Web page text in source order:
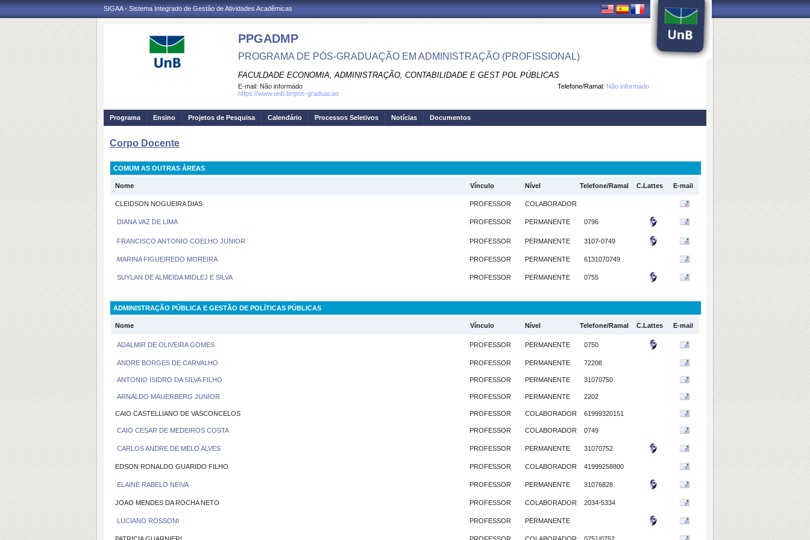
SIGAA - Sistema Integrado de Gestão de Atividades Acadêmicas
PPGADMP
PROGRAMA DE PÓS-GRADUAÇÃO EM ADMINISTRAÇÃO (PROFISSIONAL)
FACULDADE ECONOMIA, ADMINISTRAÇÃO, CONTABILIDADE E GEST POL PÚBLICAS
Telefone/Ramal: Não informado
E-mail: Não informado
https://www.unb.br/pos-graduacao
Programa Ensino Projetos de Pesquisa Calendário Processos Seletivos Notícias Documentos
Corpo Docente
COMUM AS OUTRAS ÁREAS
Nome Vínculo Nível Telefone/Ramal C.Lattes E-mail
CLEIDSON NOGUEIRA DIAS PROFESSOR COLABORADOR
DIANA VAZ DE LIMA PROFESSOR PERMANENTE 0796
FRANCISCO ANTONIO COELHO JUNIOR PROFESSOR PERMANENTE 3107-0749
MARINA FIGUEIREDO MOREIRA PROFESSOR PERMANENTE 6131070749
SUYLAN DE ALMEIDA MIDLEJ E SILVA PROFESSOR PERMANENTE 0755
ADMINISTRAÇÃO PÚBLICA E GESTÃO DE POLÍTICAS PÚBLICAS
Nome Vínculo Nível Telefone/Ramal C.Lattes E-mail
ADALMIR DE OLIVEIRA GOMES PROFESSOR PERMANENTE 0750
ANDRE BORGES DE CARVALHO PROFESSOR PERMANENTE 72208
ANTONIO ISIDRO DA SILVA FILHO PROFESSOR PERMANENTE 31070750
ARNALDO MAUERBERG JUNIOR PROFESSOR PERMANENTE 2202
CAIO CASTELLIANO DE VASCONCELOS PROFESSOR COLABORADOR 61999320151
CAIO CESAR DE MEDEIROS COSTA PROFESSOR COLABORADOR 0749
CARLOS ANDRE DE MELO ALVES PROFESSOR PERMANENTE 31070752
EDSON RONALDO GUARIDO FILHO PROFESSOR COLABORADOR 41999258800
ELAINE RABELO NEIVA PROFESSOR PERMANENTE 31076828
JOAO MENDES DA ROCHA NETO PROFESSOR COLABORADOR 2034-5334
LUCIANO ROSSONI PROFESSOR PERMANENTE